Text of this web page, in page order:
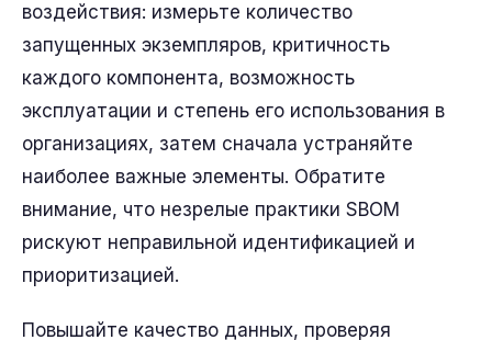
воздействия: измерьте количество
запущенных экземпляров, критичность
каждого компонента, возможность
эксплуатации и степень его использования в
организациях, затем сначала устраняйте
наиболее важные элементы. Обратите
внимание, что незрелые практики SBOM
рискуют неправильной идентификацией и
приоритизацией.
Повышайте качество данных, проверяя